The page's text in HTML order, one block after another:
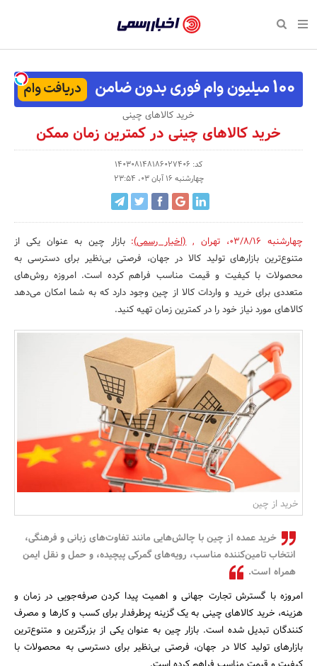
رسمی
-
اخبار
شده
شرکت‌ها،
سازمان‌ها
و
روابط
عمومی‌ها
بازگشت
صفحه نخست پایگاه خبری
اقتصادی
صفحه نخست اقتصادی
تجارت و بازار
کارآفرینی و استارتاپ
نفت، انرژی و صنایع
کسب و کار و خرده فروشی
صنایع غذایی و کشاورزی
بانک، بیمه و سرمایه
مسکن و ساختمان
اجتماعی
صفحه نخست اجتماعی
علم و آموزش
بهداشت و درمان
شهر و جامعه
محیط زیست
تبلیغات و روابط عمومی
صفحه نخست فرهنگی
رسانه‌ها
نشریات و کتاب
سینما و تئاتر
صنایع دستی
صفحه نخست ورزش
تازه‌های ورزش
مکان‌های ورزشی
تجهیزات ورزشی
صفحه نخست سبک زندگی
سلامت و زیبایی
روانشناسی و موفقیت
مد و لباس
رویداد
صفحه نخست رویداد
حراج و تخفیف
جشنواره، نمایشگاه و
مسابقه و فراخوان
خرید کالاهای چینی
خرید کالاهای چینی در کمترین زمان ممکن‎
کد: 140308148186027406
چهارشنبه 16 آبان 03، 23:54
چهارشنبه 03/8/16 ، تهران ,(اخبار رسمی):بازار چین به ‌عنوان یکی از
متنوع‌ترین بازارهای تولید کالا در جهان، فرصتی بی‌نظیر برای دسترسی به
محصولات با کیفیت و قیمت مناسب فراهم کرده است. امروزه روش‌های
متعددی برای خرید و واردات کالا از چین وجود دارد که به شما امکان می‌دهد
کالاهای مورد نیاز خود را در کمترین زمان تهیه کنید.
خرید از چین
خرید عمده از چین با چالش‌هایی مانند تفاوت‌های زبانی و فرهنگی،
انتخاب تامین‌کننده مناسب، رویه‌های گمرکی پیچیده، و حمل‌ و نقل ایمن
همراه است.
امروزه با گسترش تجارت جهانی و اهمیت پیدا کردن صرفه‌جویی در زمان و
هزینه، خرید کالاهای چینی به یک گزینه پرطرفدار برای کسب و کارها و مصرف
‌کنندگان تبدیل شده است. بازار چین به ‌عنوان یکی از بزرگترین و متنوع‌ترین
بازارهای تولید کالا در جهان، فرصتی بی‌نظیر برای دسترسی به محصولات با